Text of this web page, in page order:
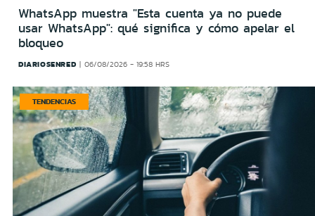
WhatsApp muestra "Esta cuenta ya no puede
usar WhatsApp": qué significa y cómo apelar el
bloqueo
DIARIOSENRED 06/08/2026 - 19:58 HRS
TENDENCIAS